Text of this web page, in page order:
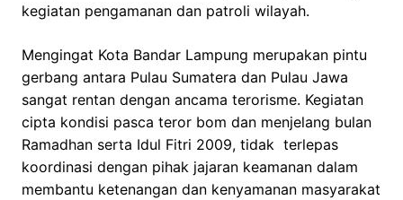
kegiatan pengamanan dan patroli wilayah.
Mengingat Kota Bandar Lampung merupakan pintu
gerbang antara Pulau Sumatera dan Pulau Jawa
sangat rentan dengan ancama terorisme. Kegiatan
cipta kondisi pasca teror bom dan menjelang bulan
Ramadhan serta Idul Fitri 2009, tidak terlepas
koordinasi dengan pihak jajaran keamanan dalam
membantu ketenangan dan kenyamanan masyarakat